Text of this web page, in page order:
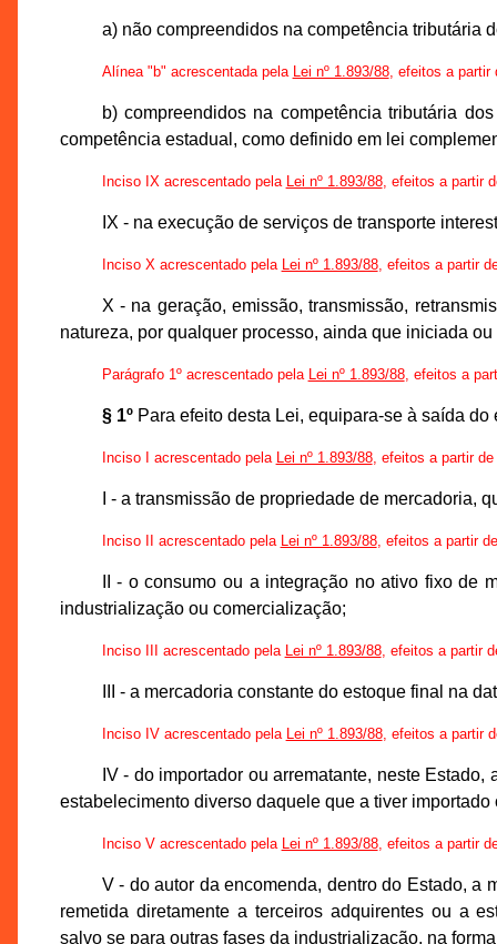
a) não compreendidos na competência tributária
Alínea "b" acrescentada pela Lei nº 1.893/88, efeitos a partir
b) compreendidos na competência tributária
competência estadual, como definido em lei
Inciso IX acrescentado pela Lei nº 1.893/88, efeitos a partir
IX - na execução de serviços de transporte
Inciso X acrescentado pela Lei nº 1.893/88, efeitos a partir
X - na geração, emissão, transmissão,
natureza, por qualquer processo, ainda que iniciada
Parágrafo 1º acrescentado pela Lei nº 1.893/88, efeitos a
§ 1ºPara efeito desta Lei, equipara-se à saída do
Inciso I acrescentado pela Lei nº 1.893/88, efeitos a partir de
I - a transmissão de propriedade de mercadoria,
Inciso II acrescentado pela Lei nº 1.893/88, efeitos a partir
II - o consumo ou a integração no ativo fixo de
industrialização ou comercialização;
Inciso III acrescentado pela Lei nº 1.893/88, efeitos a partir
III - a mercadoria constante do estoque final na
Inciso IV acrescentado pela Lei nº 1.893/88, efeitos a partir
IV - do importador ou arrematante, neste
estabelecimento diverso daquele que a tiver importado
Inciso V acrescentado pela Lei nº 1.893/88, efeitos a partir
V - do autor da encomenda, dentro do Estado, a
remetida diretamente a terceiros adquirentes ou a
salvo se para outras fases da industrialização, na